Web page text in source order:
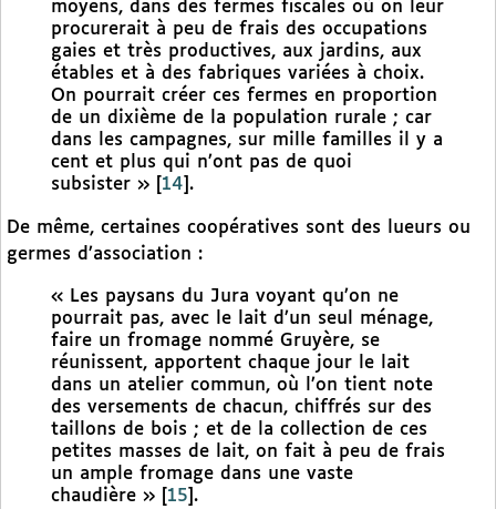
moyens, dans des fermes fiscales où on leur
procurerait à peu de frais des occupations
gaies et très productives, aux jardins, aux
étables et à des fabriques variées à choix.
On pourrait créer ces fermes en proportion
de un dixième de la population rurale ; car
dans les campagnes, sur mille familles il y a
cent et plus qui n’ont pas de quoi
subsister »
14 .
De même, certaines coopératives sont des lueurs ou
germes d’association :
« Les paysans du Jura voyant qu’on ne
pourrait pas, avec le lait d’un seul ménage,
faire un fromage nommé Gruyère, se
réunissent, apportent chaque jour le lait
dans un atelier commun, où l’on tient note
des versements de chacun, chiffrés sur des
taillons de bois ; et de la collection de ces
petites masses de lait, on fait à peu de frais
un ample fromage dans une vaste
chaudière »
15 .